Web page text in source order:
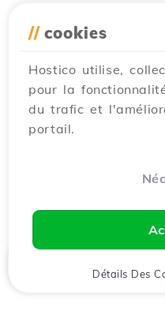
// cookies
Hostico utilise,
pour la
du trafic et
portail.
Détails Des
Client